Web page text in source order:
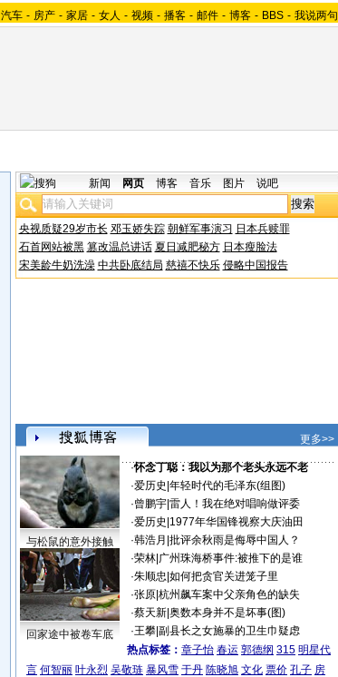
汽车 - 房产 - 家居 - 女人 - 视频 - 播客 - 邮件 - 博客 - BBS - 我说两句
新闻 网页 博客 音乐 图片 说吧
央视质疑29岁市长 邓玉娇失踪 朝鲜军事演习 日本兵赎罪
石首网站被黑 篡改温总讲话 夏日减肥秘方 日本瘦脸法
宋美龄牛奶洗澡 中共卧底结局 慈禧不快乐 侵略中国报告
更多>>
与松鼠的意外接触
回家途中被卷车底
·怀念丁聪：我以为那个老头永远不老
·爱历史 年轻时代的毛泽东(组图)
·曾鹏宇| 雷人！我在绝对唱响做评委
·爱历史 1977年华国锋视察大庆油田
·韩浩月 批评余秋雨是侮辱中国人？
·荣林| 广州珠海桥事件:被推下的是谁
·朱顺忠 如何把贪官关进笼子里
·张原| 杭州飙车案中父亲角色的缺失
·蔡天新| 奥数本身并不是坏事(图)
·王攀| 副县长之女施暴的卫生巾疑虑
热点标签： 章子怡 春运 郭德纲 315 明星代
言 何智丽 叶永烈 吴敬琏 暴风雪 于丹 陈晓旭 文化 票价 孔子 房